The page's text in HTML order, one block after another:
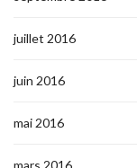
juillet 2016
juin 2016
mai 2016